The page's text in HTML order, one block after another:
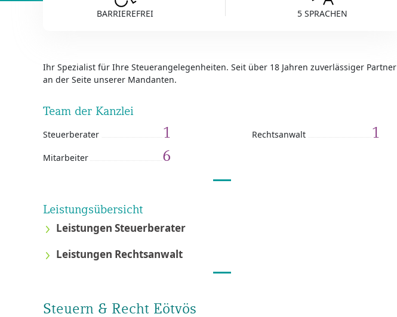
BARRIEREFREI 5 SPRACHEN
Ihr Spezialist für Ihre Steuerangelegenheiten. Seit über 18 Jahren zuverlässiger Partner
an der Seite unserer Mandanten.
Team der Kanzlei
Steuerberater 1 Rechtsanwalt 1
Mitarbeiter 6
Leistungsübersicht
Leistungen Steuerberater
Leistungen Rechtsanwalt
Steuern & Recht Eötvös